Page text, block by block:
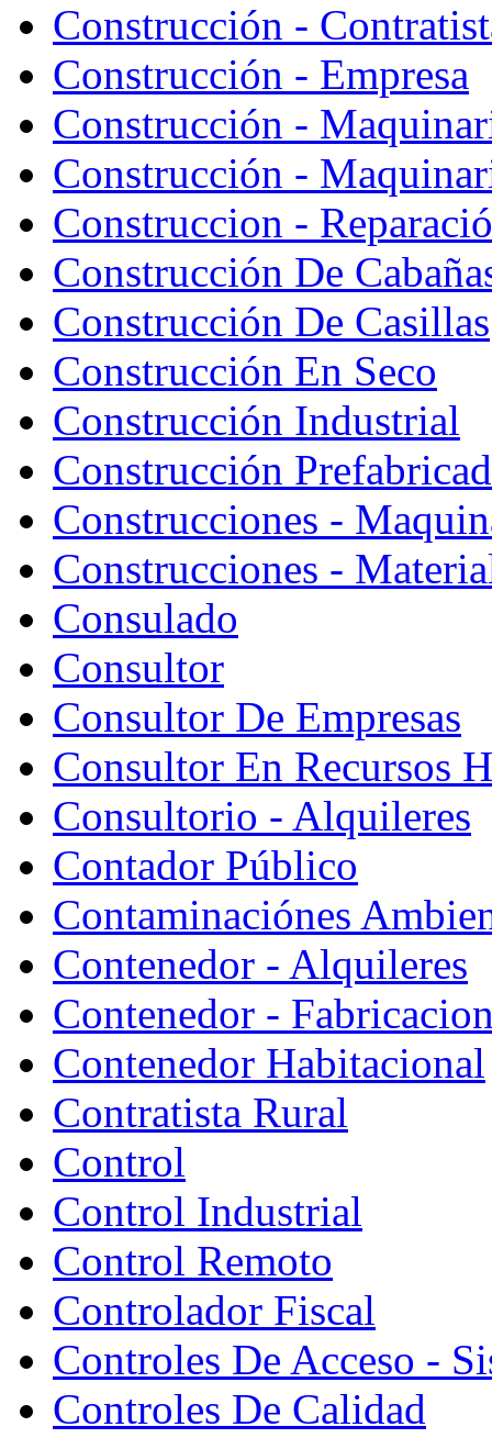
Construcción -
Construcción - Empresa
Construcción -
Construcción -
Construccion -
Construcción De
Construcción De Casillas
Construcción En Seco
Construcción Industrial
Construcción
Construcciones -
Construcciones -
Consulado
Consultor
Consultor De Empresas
Consultor En Recursos
Consultorio - Alquileres
Contador Público
Contaminaciónes
Contenedor - Alquileres
Contenedor -
Contenedor Habitacional
Contratista Rural
Control
Control Industrial
Control Remoto
Controlador Fiscal
Controles De Acceso -
Controles De Calidad